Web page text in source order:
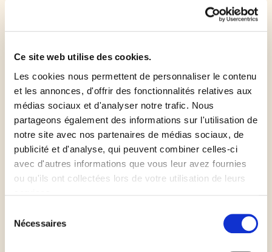
Ce site web utilise des cookies.
Les cookies nous permettent de personnaliser le contenu
et les annonces, d'offrir des fonctionnalités relatives aux
médias sociaux et d'analyser notre trafic. Nous
partageons également des informations sur l'utilisation de
notre site avec nos partenaires de médias sociaux, de
publicité et d'analyse, qui peuvent combiner celles-ci
avec d'autres informations que vous leur avez fournies
ou qu'ils ont collectées lors de votre utilisation de leurs
Nécessaires
Éplucher le potimarron et le tailler en dés, puis le
Tailler les tranches de jambon cru en lamelles.
Hacher grossièrement les châtaignes.
Battre les œufs avec le lait et la crème, assaisonner
le tout de sel et de poivre.